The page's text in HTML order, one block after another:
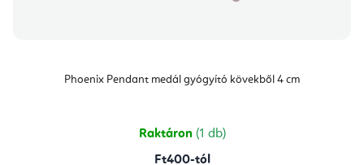
Phoenix Pendant medál gyógyító kövekből 4 cm
Raktáron (1 db)
Ft400-tól